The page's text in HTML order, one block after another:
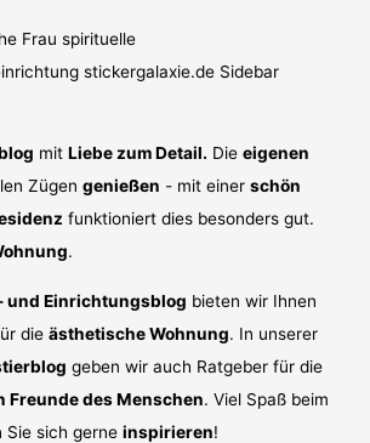
mitLiebe zum Detail. Dieeigenen
Zügengenießen - mit einerschön
funktioniert dies besonders gut.
.
und Einrichtungsblog bieten wir Ihnen
dieästhetische Wohnung. In unserer
geben wir auch Ratgeber für die
Freunde des Menschen. Viel Spaß beim
Sie sich gerneinspirieren!